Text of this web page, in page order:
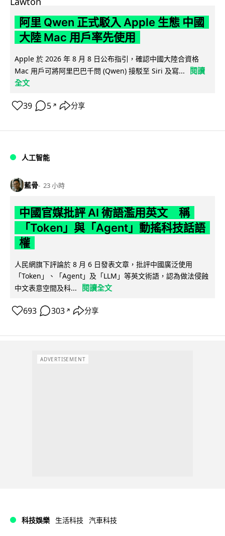
阿里 Qwen 正式駁入 Apple 生態 中國
大陸 Mac 用戶率先使用
Apple 於 2026 年 8 月 8 日公布指引，確認中國大陸合資格
Mac 用戶可將阿里巴巴千問 (Qwen) 接駁至 Siri 及寫...
閱讀
全文
39 5 ↗ 分享
人工智能
藍骨 23 小時
中國官媒批評 AI 術語濫用英文 稱
「Token」與「Agent」動搖科技話語
權
人民網旗下評論於 8 月 6 日發表文章，批評中國廣泛使用
「Token」、「Agent」及「LLM」等英文術語，認為做法侵蝕
中文表意空間及科...
閱讀全文
693 303 ↗ 分享
ADVERTISEMENT
科技娛樂 生活科技 汽車科技